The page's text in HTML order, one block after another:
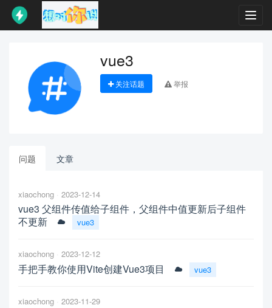
vue3
关注话题 举报
问题 文章
xiaochong 2023-12-14
vue3 父组件传值给子组件，父组件中值更新后子组件
不更新
vue3
xiaochong 2023-12-12
手把手教你使用Vite创建Vue3项目 vue3
xiaochong 2023-11-29